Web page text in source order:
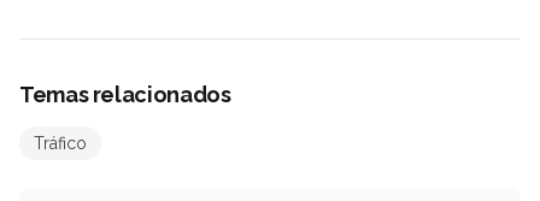
Temas relacionados
Tráfico